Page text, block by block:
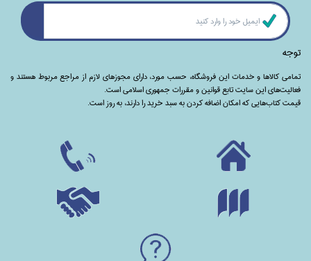
توجه
تمامی‌ کالاها و خدمات این فروشگاه، حسب مورد،‌ دارای مجوزهای لازم از مراجع مربوط هستند ‌و‌‌
فعالیت‌های این سایت تابع قوانین و مقررات جمهوری اسلامی است.
قیمت کتاب‌هایی که امکان اضافه کردن به سبد خرید را دارند،‌ به روز است.